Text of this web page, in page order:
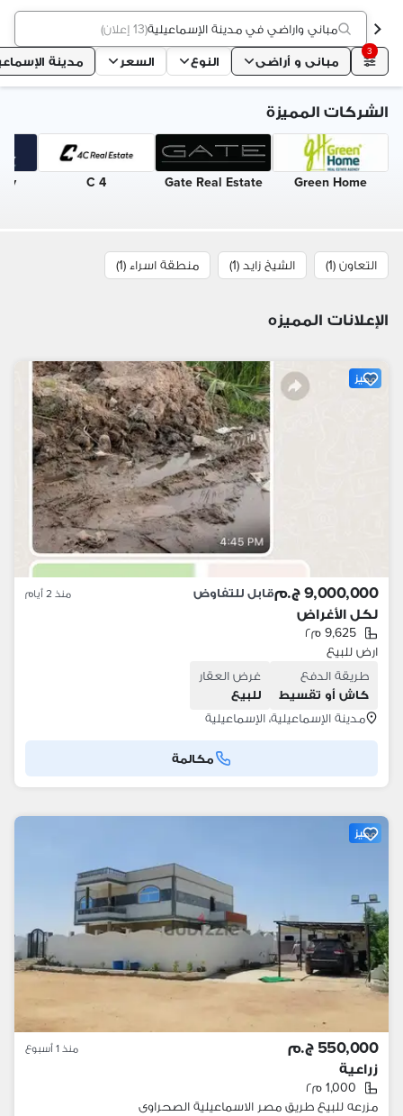
مباني واراضي في مدينة الإسماعيلية(13 إعلان )
3
مبانى و أراضى النوع السعر مدينة
الشركات المميزة
Green Home
Gate Real Estate
4 C
التعاون (1) الشيخ زايد (1) منطقة اسراء (1)
الإعلانات المميزه
مميز
9,000,000 ج.م قابل للتفاوض منذ 2 أيام
لكل الأغراض
9,625 م٢
ارض للبيع
طريقة الدفع
كاش أو تقسيط
غرض العقار
للبيع
مدينة الإسماعيلية، الإسماعيلية
مكالمة
مميز
550,000 ج.م منذ 1 أسبوع
زراعية
1,000 م٢
مزرعه للبيع طريق مصر الاسماعيلية الصحراوى